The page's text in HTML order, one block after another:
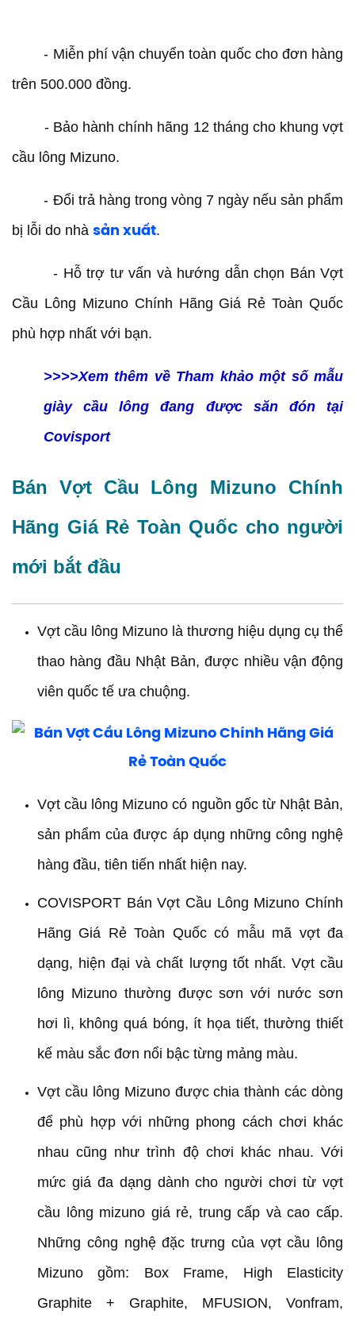
- Miễn phí vận chuyển toàn quốc cho đơn hàng
trên 500.000 đồng.
- Bảo hành chính hãng 12 tháng cho khung vợt
cầu lông Mizuno.
- Đổi trả hàng trong vòng 7 ngày nếu sản phẩm
bị lỗi do nhà sản xuất.
- Hỗ trợ tư vấn và hướng dẫn chọn Bán Vợt
Cầu Lông Mizuno Chính Hãng Giá Rẻ Toàn Quốc
phù hợp nhất với bạn.
>>>>Xem thêm về Tham khảo một số mẫu
giày cầu lông đang được săn đón tại
Covisport
Bán Vợt Cầu Lông Mizuno Chính
Hãng Giá Rẻ Toàn Quốc cho người
mới bắt đầu
Vợt cầu lông Mizuno là thương hiệu dụng cụ thể
thao hàng đầu Nhật Bản, được nhiều vận động
viên quốc tế ưa chuộng.
Vợt cầu lông Mizuno có nguồn gốc từ Nhật Bản,
sản phẩm của được áp dụng những công nghệ
hàng đầu, tiên tiến nhất hiện nay.
COVISPORT Bán Vợt Cầu Lông Mizuno Chính
Hãng Giá Rẻ Toàn Quốc có mẫu mã vợt đa
dạng, hiện đại và chất lượng tốt nhất. Vợt cầu
lông Mizuno thường được sơn với nước sơn
hơi lì, không quá bóng, ít họa tiết, thường thiết
kế màu sắc đơn nổi bậc từng mảng màu.
Vợt cầu lông Mizuno được chia thành các dòng
để phù hợp với những phong cách chơi khác
nhau cũng như trình độ chơi khác nhau. Với
mức giá đa dạng dành cho người chơi từ vợt
cầu lông mizuno giá rẻ, trung cấp và cao cấp.
Những công nghệ đặc trưng của vợt cầu lông
Mizuno gồm: Box Frame, High Elasticity
Graphite + Graphite, MFUSION, Vonfram,